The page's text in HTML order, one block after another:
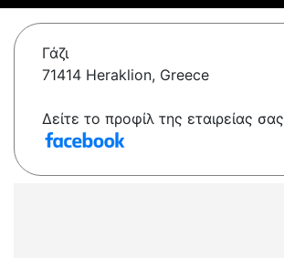
Γάζι
71414 Heraklion, Greece
Δείτε το προφίλ της εταιρείας σας